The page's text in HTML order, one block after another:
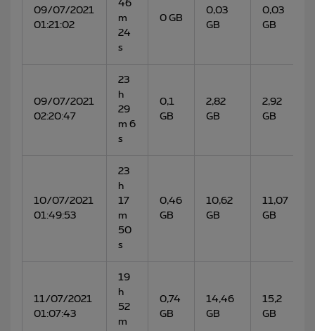
09/07/2021
01:21:02
46
m
24
s
0 GB
0,03
GB
0,03
GB
09/07/2021
02:20:47
23
h
29
m 6
s
0,1
GB
2,82
GB
2,92
GB
10/07/2021
01:49:53
23
h
17
m
50
s
0,46
GB
10,62
GB
11,07
GB
11/07/2021
01:07:43
19
h
52
m
0,74
GB
14,46
GB
15,2
GB